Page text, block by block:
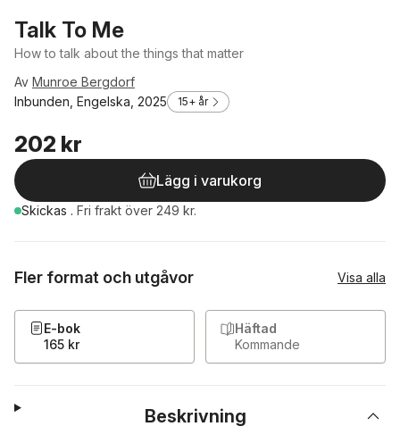
Talk To Me
How to talk about the things that matter
Av Munroe Bergdorf
Inbunden, Engelska, 2025
15+ år
202 kr
Lägg i varukorg
Skickas . Fri frakt över 249 kr.
Fler format och utgåvor Visa alla
E-bok
165 kr
Häftad
Kommande
Beskrivning